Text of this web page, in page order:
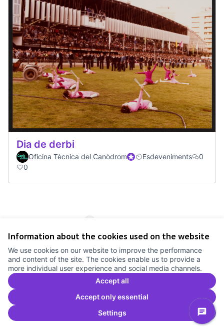
Information about the cookies used on the website
We use cookies on our website to improve the performance
and content of the site. The cookies enable us to provide a
more individual user experience and social media channels.
Accept all
Accept only essential
Settings
Dia de derbi
Oficina Tècnica del CanòdromOfficial participant
Esdeveniments
0
0
Results per page: 25
See all withdrawn proposals